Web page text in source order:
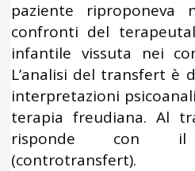
paziente
confronti del
infantile vissuta nei
L’analisi del transfert è
interpretazioni
terapia freudiana. Al
risponde con il
(controtransfert).